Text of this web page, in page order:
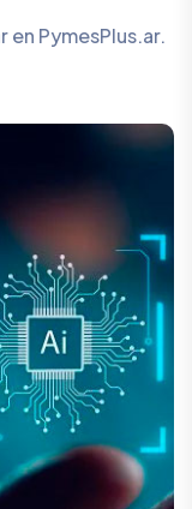
PymesPlus.ar.